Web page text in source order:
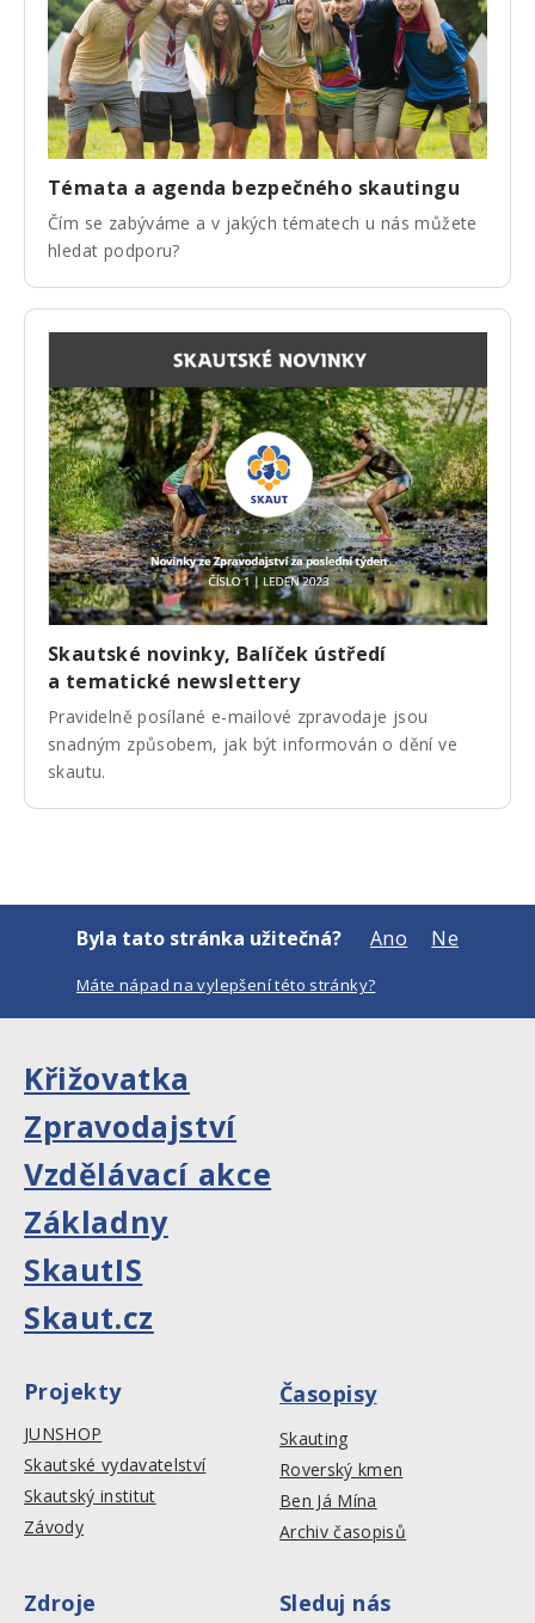
Témata a agenda bezpečného skautingu
Čím se zabýváme a v jakých tématech u nás můžete
hledat podporu?
Skautské novinky, Balíček ústředí
a tematické newslettery
Pravidelně posílané e-mailové zpravodaje jsou
snadným způsobem, jak být informován o dění ve
skautu.
Byla tato stránka užitečná? Ano Ne
Máte nápad na vylepšení této stránky?
Křižovatka
Zpravodajství
Vzdělávací akce
Základny
SkautIS
Skaut.cz
Projekty
JUNSHOP
Skautské vydavatelství
Skautský institut
Závody
Časopisy
Skauting
Roverský kmen
Ben Já Mína
Archiv časopisů
Zdroje Sleduj nás